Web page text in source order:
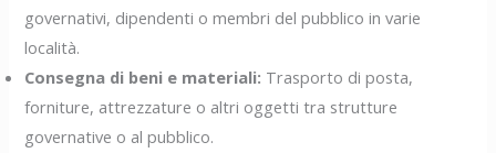
governativi, dipendenti o membri del pubblico in varie
località.
Consegna di beni e materiali: Trasporto di posta,
forniture, attrezzature o altri oggetti tra strutture
governative o al pubblico.